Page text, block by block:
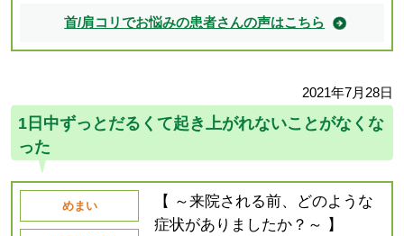
首/肩コリでお悩みの患者さんの声はこちら
2021年7月28日
1日中ずっとだるくて起き上がれないことがなくな
った
めまい
【 ～来院される前、どのような
症状がありましたか？～ 】